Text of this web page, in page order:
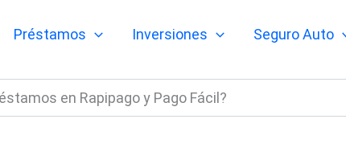
Préstamos Inversiones Seguro Auto
en Rapipago y Pago Fácil?